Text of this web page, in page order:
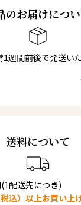
のお届けにつ
週間前後で発送いた
送料について
配送先につき)
込）以上お買い上